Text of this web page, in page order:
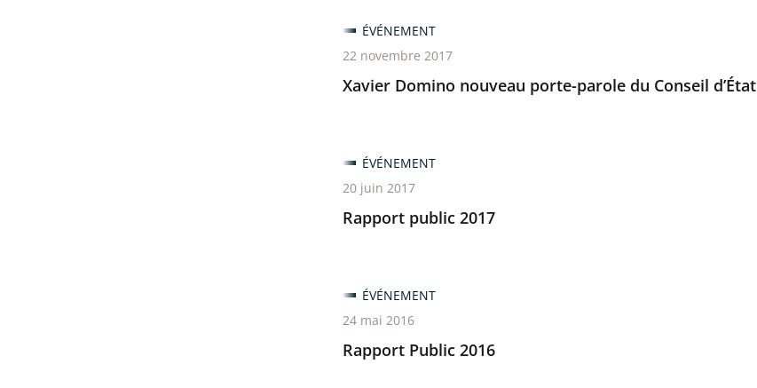
Xavier Domino nouveau porte-parole du Conseil d’État
ÉVÉNEMENT
22 novembre 2017
Rapport public 2017
ÉVÉNEMENT
20 juin 2017
Rapport Public 2016
ÉVÉNEMENT
24 mai 2016